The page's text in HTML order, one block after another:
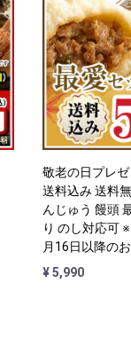
敬老の日プレ
送料込み 送料
んじゅう 饅頭
り のし対応可
月16日以降の
¥ 5,990